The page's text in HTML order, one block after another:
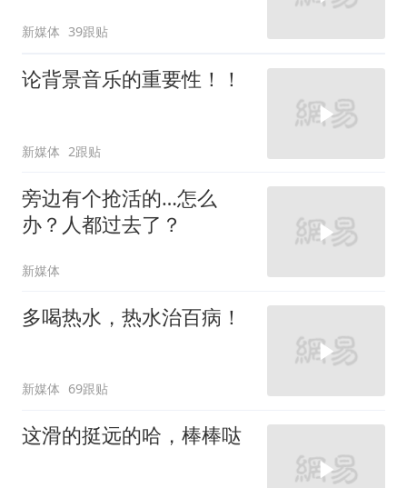
新媒体 39跟贴
论背景音乐的重要性！！
新媒体 2跟贴
旁边有个抢活的…怎么
办？人都过去了？
新媒体
多喝热水，热水治百病！
新媒体 69跟贴
这滑的挺远的哈，棒棒哒